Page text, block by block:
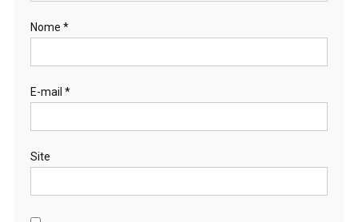
Nome *
E-mail *
Site